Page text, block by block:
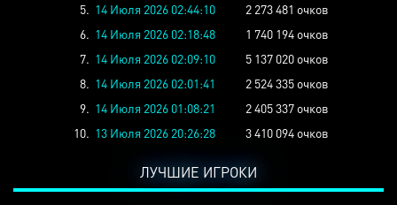
5. 14 Июля 2026 02:44:10
2 273 481 очков
6. 14 Июля 2026 02:18:48
1 740 194 очков
7. 14 Июля 2026 02:09:10
5 137 020 очков
8. 14 Июля 2026 02:01:41
2 524 335 очков
9. 14 Июля 2026 01:08:21
2 405 337 очков
10. 13 Июля 2026 20:26:28 3 410 094 очков
ЛУЧШИЕ ИГРОКИ